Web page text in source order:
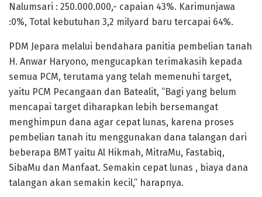
Nalumsari : 250.000.000,- capaian 43%. Karimunjawa
:0%, Total kebutuhan 3,2 milyard baru tercapai 64%.
PDM Jepara melalui bendahara panitia pembelian tanah
H. Anwar Haryono, mengucapkan terimakasih kepada
semua PCM, terutama yang telah memenuhi target,
yaitu PCM Pecangaan dan Batealit, “Bagi yang belum
mencapai target diharapkan lebih bersemangat
menghimpun dana agar cepat lunas, karena proses
pembelian tanah itu menggunakan dana talangan dari
beberapa BMT yaitu Al Hikmah, MitraMu, Fastabiq,
SibaMu dan Manfaat. Semakin cepat lunas , biaya dana
talangan akan semakin kecil,” harapnya.